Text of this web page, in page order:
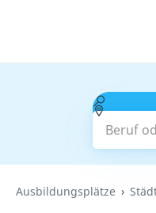
Beruf
Ausbildungsplätze